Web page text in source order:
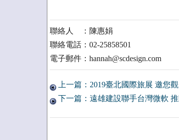
聯絡人 ：陳惠娟
聯絡電話：02-25858501
電子郵件：hannah@scdesign.com
上一篇：2019臺北國際旅展 邀您
下一篇：遠雄建設聯手台灣微軟